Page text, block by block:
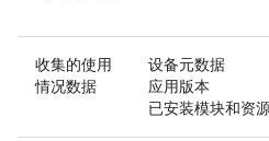
收集的使用
情况数据
设备元数据
应用版本
已安装模块和资